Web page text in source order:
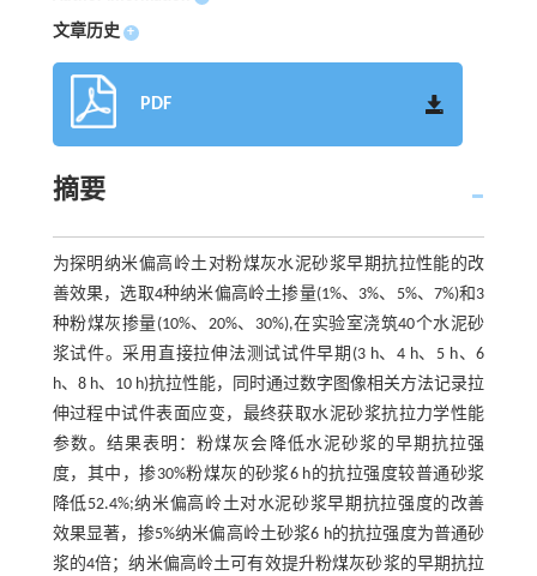
文章历史 +
PDF
摘要
为探明纳米偏高岭土对粉煤灰水泥砂浆早期抗拉性能的改
善效果，选取4种纳米偏高岭土掺量(1%、3%、5%、7%)和3
种粉煤灰掺量(10%、20%、30%),在实验室浇筑40个水泥砂
浆试件。采用直接拉伸法测试试件早期(3 h、4 h、5 h、6
h、8 h、10 h)抗拉性能，同时通过数字图像相关方法记录拉
伸过程中试件表面应变，最终获取水泥砂浆抗拉力学性能
参数。结果表明：粉煤灰会降低水泥砂浆的早期抗拉强
度，其中，掺30%粉煤灰的砂浆6 h的抗拉强度较普通砂浆
降低52.4%;纳米偏高岭土对水泥砂浆早期抗拉强度的改善
效果显著，掺5%纳米偏高岭土砂浆6 h的抗拉强度为普通砂
浆的4倍；纳米偏高岭土可有效提升粉煤灰砂浆的早期抗拉